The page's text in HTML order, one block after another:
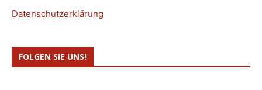
Datenschutzerklärung
FOLGEN SIE UNS!